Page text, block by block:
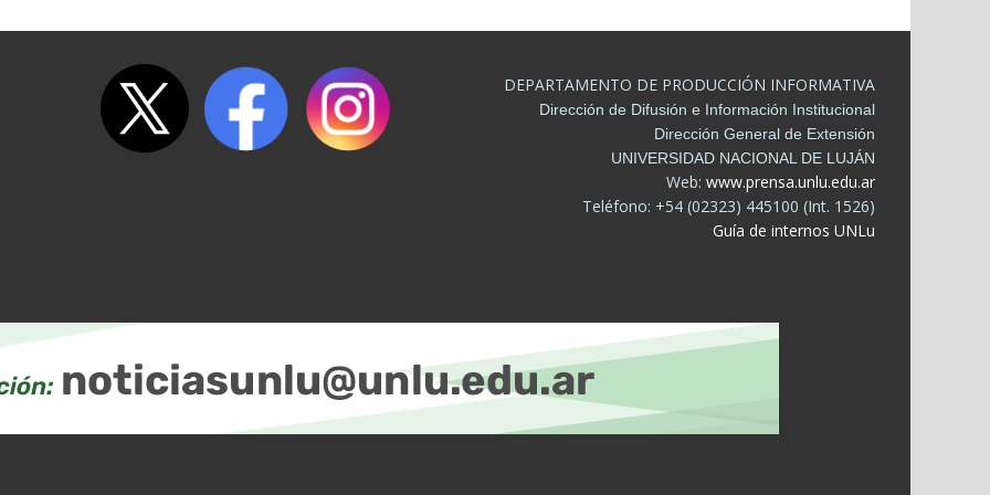
DEPARTAMENTO DE PRODUCCIÓN INFORMATIVA
Dirección de Difusión e Información Institucional
Dirección General de Extensión
UNIVERSIDAD NACIONAL DE LUJÁN
Web: www.prensa.unlu.edu.ar
Teléfono: +54 (02323) 445100 (Int. 1526)
Guía de internos UNLu